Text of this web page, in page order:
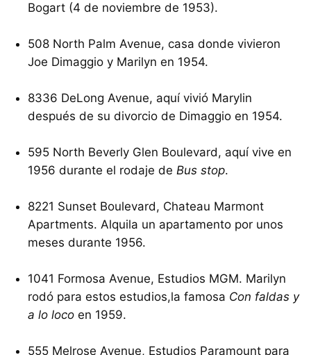
Bogart (4 de noviembre de 1953).
508 North Palm Avenue, casa donde vivieron
Joe Dimaggio y Marilyn en 1954.
8336 DeLong Avenue, aquí vivió Marylin
después de su divorcio de Dimaggio en 1954.
595 North Beverly Glen Boulevard, aquí vive en
1956 durante el rodaje de Bus stop.
8221 Sunset Boulevard, Chateau Marmont
Apartments. Alquila un apartamento por unos
meses durante 1956.
1041 Formosa Avenue, Estudios MGM. Marilyn
rodó para estos estudios,la famosa Con faldas y
a lo loco en 1959.
555 Melrose Avenue, Estudios Paramount para